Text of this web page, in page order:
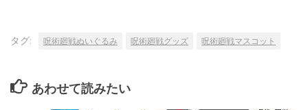
タグ: 呪術廻戦ぬいぐるみ 呪術廻戦グッズ 呪術廻戦マスコット
あわせて読みたい